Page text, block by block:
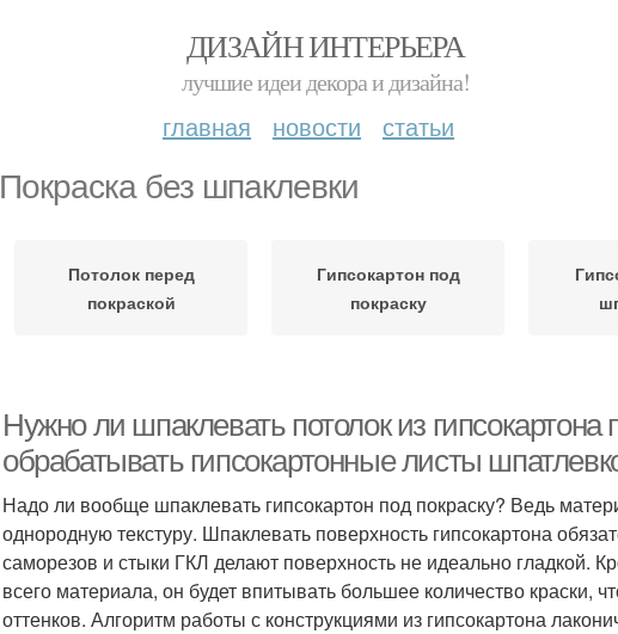
ДИЗАЙН ИНТЕРЬЕРА
лучшие идеи декора и дизайна!
главная новости статьи
Покраска без шпаклевки
Потолок перед
покраской
Гипсокартон под
покраску
Нужно ли шпаклевать потолок из гипсокартона
обрабатывать гипсокартонные листы
Надо ли вообще шпаклевать гипсокартон под покраску? Ведь
однородную текстуру. Шпаклевать поверхность гипсокартона
саморезов и стыки ГКЛ делают поверхность не идеально гладкой.
всего материала, он будет впитывать большее количество краски,
оттенков. Алгоритм работы с конструкциями из гипсокартона